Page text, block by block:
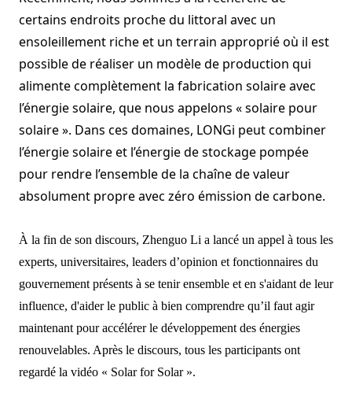
certains endroits proche du littoral avec un
ensoleillement riche et un terrain approprié où il est
possible de réaliser un modèle de production qui
alimente complètement la fabrication solaire avec
l’énergie solaire, que nous appelons « solaire pour
solaire ». Dans ces domaines, LONGi peut combiner
l’énergie solaire et l’énergie de stockage pompée
pour rendre l’ensemble de la chaîne de valeur
absolument propre avec zéro émission de carbone.
À la fin de son discours, Zhenguo Li a lancé un appel à tous les
experts, universitaires, leaders d’opinion et fonctionnaires du
gouvernement présents à se tenir ensemble et en s'aidant de leur
influence, d'aider le public à bien comprendre qu’il faut agir
maintenant pour accélérer le développement des énergies
renouvelables. Après le discours, tous les participants ont
regardé la vidéo « Solar for Solar ».